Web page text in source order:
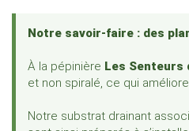
Notre savoir-faire : des
À la pépinière Les Senteurs
et non spiralé, ce qui
Notre substrat drainant